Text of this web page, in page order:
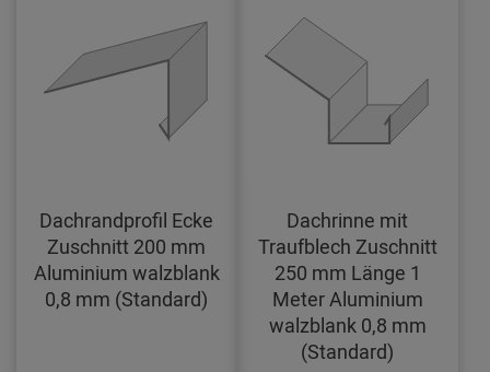
Dachrandprofil Ecke
Zuschnitt 200 mm
Aluminium walzblank
0,8 mm (Standard)
Dachrinne mit
Traufblech Zuschnitt
250 mm Länge 1
Meter Aluminium
walzblank 0,8 mm
(Standard)